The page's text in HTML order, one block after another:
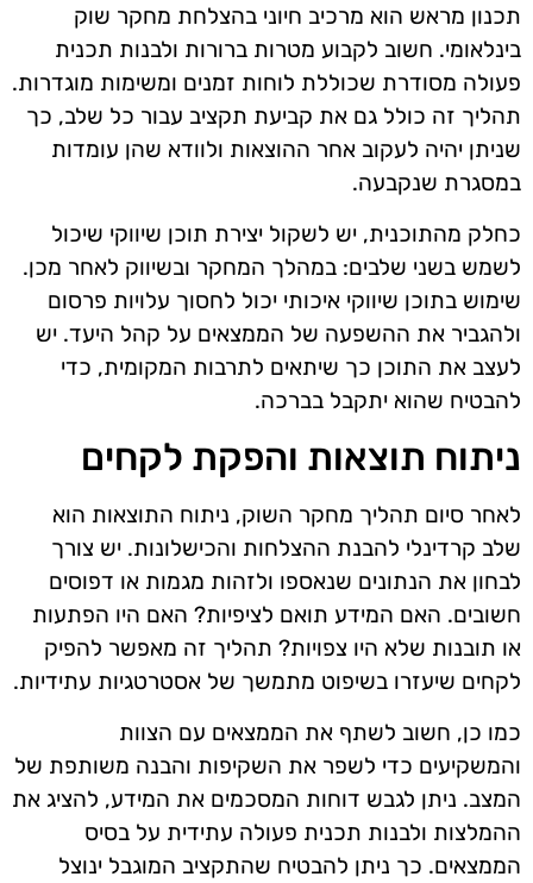
תכנון מראש הוא מרכיב חיוני בהצלחת מחקר שוק
בינלאומי. חשוב לקבוע מטרות ברורות ולבנות תכנית
פעולה מסודרת שכוללת לוחות זמנים ומשימות מוגדרות.
תהליך זה כולל גם את קביעת תקציב עבור כל שלב, כך
שניתן יהיה לעקוב אחר ההוצאות ולוודא שהן עומדות
במסגרת שנקבעה.
כחלק מהתוכנית, יש לשקול יצירת תוכן שיווקי שיכול
לשמש בשני שלבים: במהלך המחקר ובשיווק לאחר מכן.
שימוש בתוכן שיווקי איכותי יכול לחסוך עלויות פרסום
ולהגביר את ההשפעה של הממצאים על קהל היעד. יש
לעצב את התוכן כך שיתאים לתרבות המקומית, כדי
להבטיח שהוא יתקבל בברכה.
ניתוח תוצאות והפקת לקחים
לאחר סיום תהליך מחקר השוק, ניתוח התוצאות הוא
שלב קרדינלי להבנת ההצלחות והכישלונות. יש צורך
לבחון את הנתונים שנאספו ולזהות מגמות או דפוסים
חשובים. האם המידע תואם לציפיות? האם היו הפתעות
או תובנות שלא היו צפויות? תהליך זה מאפשר להפיק
לקחים שיעזרו בשיפוט מתמשך של אסטרטגיות עתידיות.
כמו כן, חשוב לשתף את הממצאים עם הצוות
והמשקיעים כדי לשפר את השקיפות והבנה משותפת של
המצב. ניתן לגבש דוחות המסכמים את המידע, להציג את
ההמלצות ולבנות תכנית פעולה עתידית על בסיס
הממצאים. כך ניתן להבטיח שהתקציב המוגבל ינוצל